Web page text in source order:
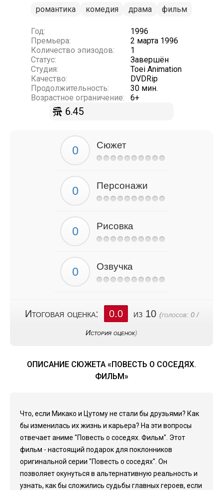
романтика
комедия драма фильм
Год:
1996
Премьера:
2 марта 1996
Количество эпизодов:
1
Статус:
Завершён
Студия:
Toei Animation
Качество:
DVDRip
Продолжительность:
30 мин.
Возрастное ограничение:
6+
6.45
Сюжет
Персонажи
Рисовка
Озвучка
Итоговая оценка: 0.0 из 10 (голосов: 0/
История оценок)
ОПИСАНИЕ СЮЖЕТА «ПОВЕСТЬ О СОСЕДЯХ.
ФИЛЬМ»
Что, если Микако и Цутому не стали бы друзьями? Как
бы изменилась их жизнь и карьера? На эти вопросы
отвечает аниме "Повесть о соседях. Фильм". Этот
фильм - настоящий подарок для поклонников
оригинальной серии "Повесть о соседях". Он
позволяет окунуться в альтернативную реальность и
узнать, как бы сложились судьбы главных героев, если